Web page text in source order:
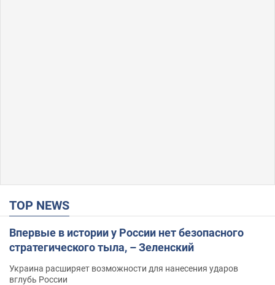
TOP NEWS
Впервые в истории у России нет безопасного
стратегического тыла, – Зеленский
Украина расширяет возможности для нанесения ударов
вглубь России